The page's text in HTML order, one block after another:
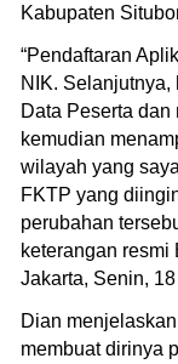
Kabupaten
‎“Pendaftaran
NIK.
Data Peserta
kemudian
wilayah yang
FKTP yang
perubahan
keterangan resmi
Jakarta, Senin,
Dian
membuat dirinya